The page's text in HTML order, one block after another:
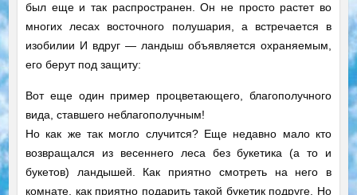
был еще и так распространен. Он не просто растет во
многих лесах восточного полушария, а встречается в
изобилии И вдруг — ландыш объявляется охраняемым,
его берут под защиту:
Вот еще один пример процветающего, благополучного
вида, ставшего неблагополучным!
Но как же так могло случится? Еще недавно мало кто
возвращался из весеннего леса без букетика (а то и
букетов) ландышей. Как приятно смотреть на него в
комнате, как приятно подарить такой букетик подруге. Но